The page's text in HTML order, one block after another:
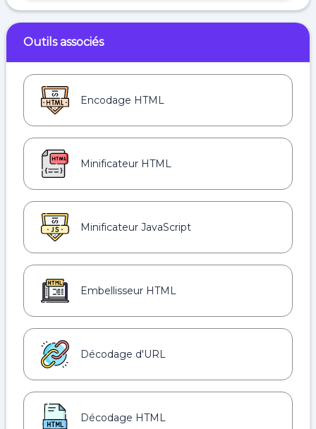
Outils associés
Encodage HTML
Minificateur HTML
Minificateur JavaScript
Embellisseur HTML
Décodage d'URL
Décodage HTML